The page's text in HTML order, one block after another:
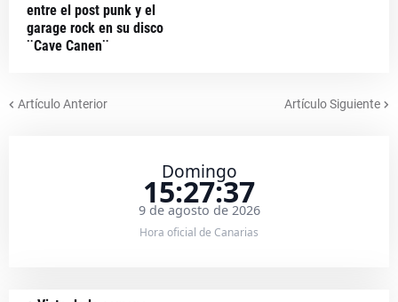
entre el post punk y el
garage rock en su disco
¨Cave Canen¨
Artículo Anterior Artículo Siguiente
Domingo
15:27:37
9 de agosto de 2026
Hora oficial de Canarias